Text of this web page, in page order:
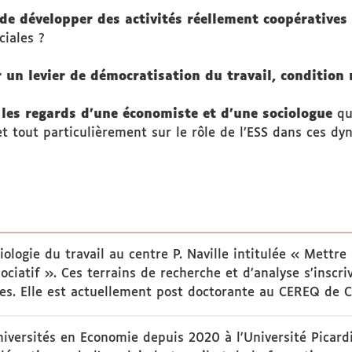
développer des activités réellement coopératives
?
un levier de démocratisation du travail, condition
regards d’une économiste et d’une sociologue
particulièrement sur le rôle de l’ESS dans ces
du travail au centre P. Naville intitulée «
». Ces terrains de recherche et d’analyse
Elle est actuellement post doctorante au CEREQ de
en Economie depuis 2020 à l'Université